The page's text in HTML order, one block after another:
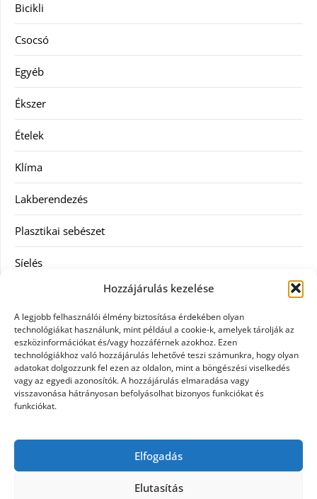
Hozzájárulás kezelése
A legjobb felhasználói élmény biztosítása érdekében olyan
technológiákat használunk, mint például a cookie-k, amelyek tárolják az
eszközinformációkat és/vagy hozzáférnek azokhoz. Ezen
technológiákhoz való hozzájárulás lehetővé teszi számunkra, hogy olyan
adatokat dolgozzunk fel ezen az oldalon, mint a böngészési viselkedés
vagy az egyedi azonosítók. A hozzájárulás elmaradása vagy
visszavonása hátrányosan befolyásolhat bizonyos funkciókat és
funkciókat.
Elfogadás
Elutasítás
Bicikli
Csocsó
Egyéb
Ékszer
Ételek
Klíma
Lakberendezés
Plasztikai sebészet
Síelés
Táskák
Vásárlás
Webáruház
Casco biztosítás használt járműre